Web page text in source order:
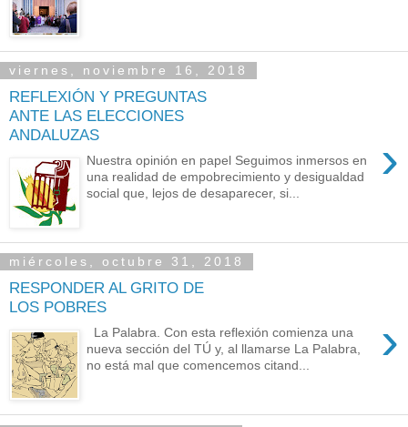
viernes, noviembre 16, 2018
REFLEXIÓN Y PREGUNTAS
ANTE LAS ELECCIONES
ANDALUZAS
›
Nuestra opinión en papel Seguimos inmersos en
una realidad de empobrecimiento y desigualdad
social que, lejos de desaparecer, si...
miércoles, octubre 31, 2018
RESPONDER AL GRITO DE
LOS POBRES
›
La Palabra. Con esta reflexión comienza una
nueva sección del TÚ y, al llamarse La Palabra,
no está mal que comencemos citand...